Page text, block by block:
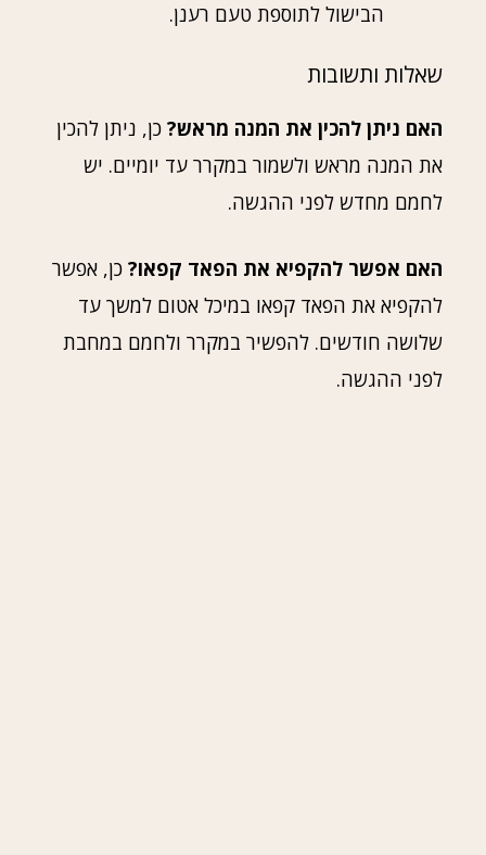
הבישול לתוספת טעם רענן.
שאלות ותשובות
האם ניתן להכין את המנה מראש? כן, ניתן להכין
את המנה מראש ולשמור במקרר עד יומיים. יש
לחמם מחדש לפני ההגשה.
האם אפשר להקפיא את הפאד קפאו? כן, אפשר
להקפיא את הפאד קפאו במיכל אטום למשך עד
שלושה חודשים. להפשיר במקרר ולחמם במחבת
לפני ההגשה.